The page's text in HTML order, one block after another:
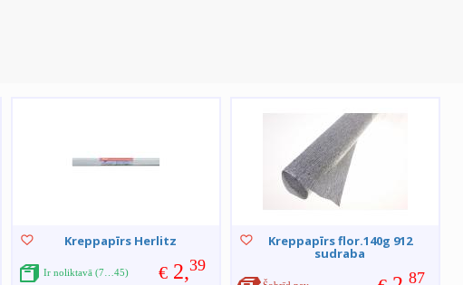
Kreppapīrs Herlitz
€ 2,39
Ir noliktavā (7…45)
Kreppapīrs flor.140g 912
sudraba
87